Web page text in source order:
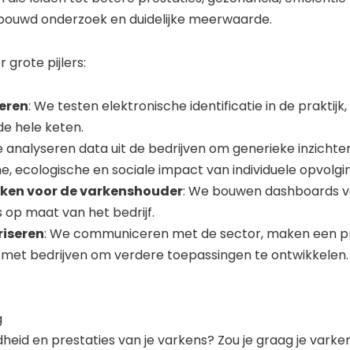
onderzoek en duidelijke meerwaarde.
grote pijlers:
: We testen elektronische identificatie in de
hele keten.
analyseren data uit de bedrijven om generieke
ecologische en sociale impact van individuele
voor de varkenshouder: We bouwen dashboards
maat van het bedrijf.
: We communiceren met de sector, maken een
bedrijven om verdere toepassingen te
en prestaties van je varkens? Zou je graag je